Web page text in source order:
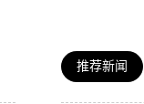
推荐新闻